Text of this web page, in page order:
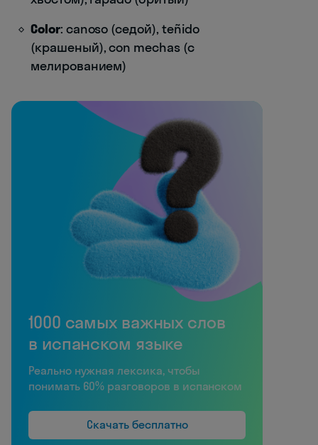
Color: canoso (седой), teñido
(крашеный), con mechas (с
мелированием)
1000 самых важных слов
в испанском языке
Реально нужная лексика, чтобы
понимать 60% разговоров в испанском
Скачать бесплатно